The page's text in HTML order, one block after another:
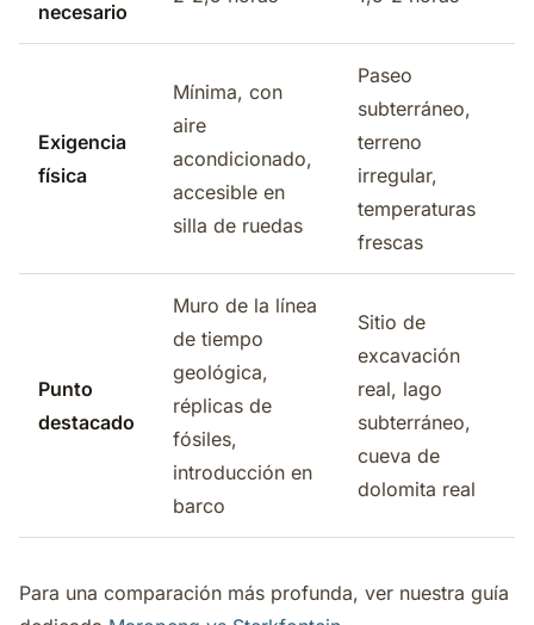
necesario
Exigencia
física
Mínima, con
aire
acondicionado,
accesible en
silla de ruedas
Paseo
subterráneo,
terreno
irregular,
temperaturas
frescas
Punto
destacado
Muro de la línea
de tiempo
geológica,
réplicas de
fósiles,
introducción en
barco
Sitio de
excavación
real, lago
subterráneo,
cueva de
dolomita real
Para una comparación más profunda, ver nuestra guía